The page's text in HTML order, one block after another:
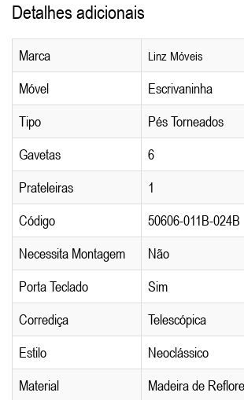
Detalhes adicionais
Marca Linz Móveis
Móvel
Escrivaninha
Tipo
Pés Torneados
Gavetas
6
Prateleiras
1
Código
50606-011B-024B
Necessita Montagem
Não
Porta Teclado
Sim
Corrediça
Telescópica
Estilo
Neoclássico
Material
Madeira de